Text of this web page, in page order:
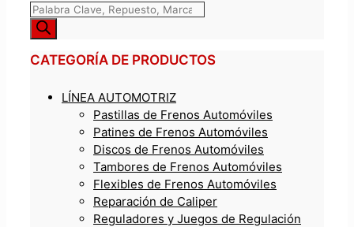
CATEGORÍA DE PRODUCTOS
LÍNEA AUTOMOTRIZ
Pastillas de Frenos Automóviles
Patines de Frenos Automóviles
Discos de Frenos Automóviles
Tambores de Frenos Automóviles
Flexibles de Frenos Automóviles
Reparación de Caliper
Reguladores y Juegos de Regulación